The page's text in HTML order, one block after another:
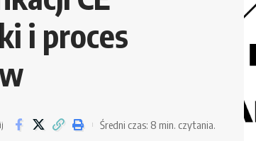
i proces
Średni czas: 8 min. czytania.